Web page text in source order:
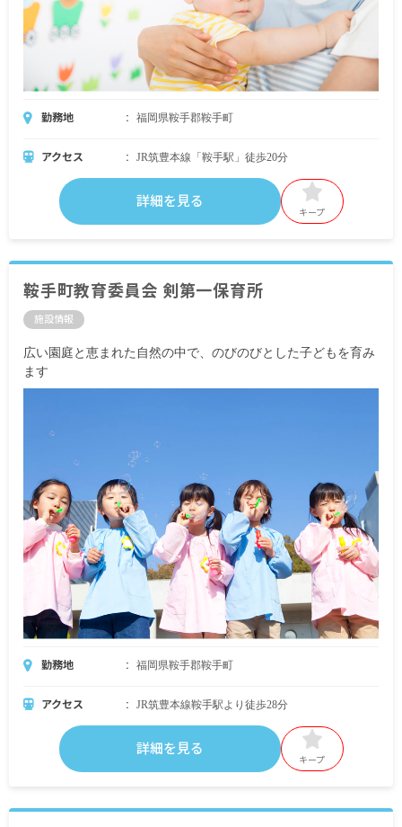
勤務地 福岡県鞍手郡鞍手町
アクセス JR筑豊本線「鞍手駅」徒歩20分
詳細を見る
キープ
鞍手町教育委員会 剣第一保育所
施設情報
広い園庭と恵まれた自然の中で、のびのびとした子どもを育み
ます
勤務地 福岡県鞍手郡鞍手町
アクセス JR筑豊本線鞍手駅より徒歩28分
詳細を見る
キープ